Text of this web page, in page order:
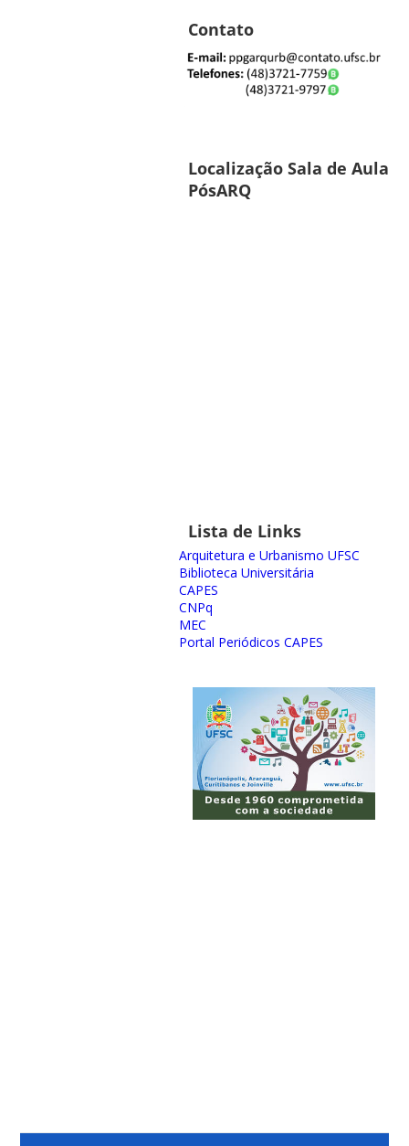
Contato
Localização Sala de Aula
PósARQ
Lista de Links
Arquitetura e Urbanismo UFSC
Biblioteca Universitária
CAPES
CNPq
MEC
Portal Periódicos CAPES